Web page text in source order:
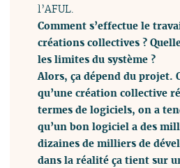
l’AFUL.
Comment s’effectue le
créations collectives ?
les limites du système ?
Alors, ça dépend du projet.
qu’une création collective
termes de logiciels, on a
qu’un bon logiciel a des
dizaines de milliers de
dans la réalité ça tient sur